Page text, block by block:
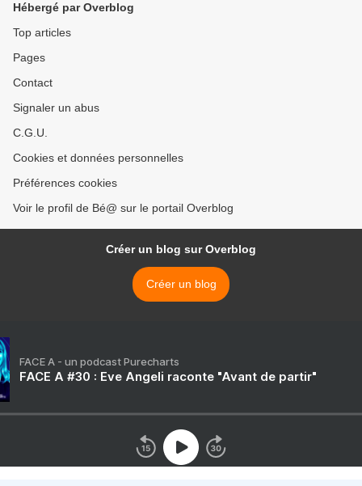
Hébergé par Overblog
Top articles
Pages
Contact
Signaler un abus
C.G.U.
Cookies et données personnelles
Préférences cookies
Voir le profil de Bé@ sur le portail Overblog
Créer un blog sur Overblog
Créer un blog
FACE A - un podcast Purecharts
FACE A #30 : Eve Angeli raconte "Avant de partir"